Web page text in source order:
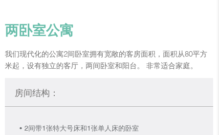
两卧室公寓
我们现代化的公寓2间卧室拥有宽敞的客房面积，面积从80平方
米起，设有独立的客厅，两间卧室和阳台。 非常适合家庭。
房间结构：
2间带1张特大号床和1张单人床的卧室